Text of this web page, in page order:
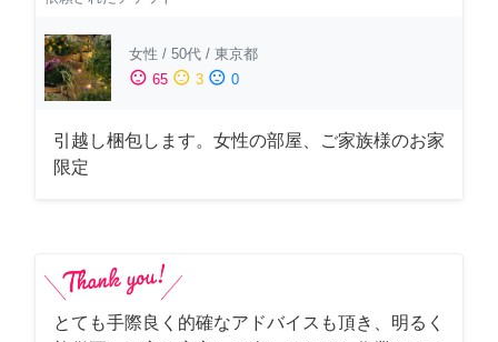
女性 / 50代 / 東京都
sentiment_satisfied 65 sentiment_neutral 3 sentiment_dissatisfied 0
引越し梱包します。女性の部屋、ご家族様のお家
限定
とても手際良く的確なアドバイスも頂き、明るく